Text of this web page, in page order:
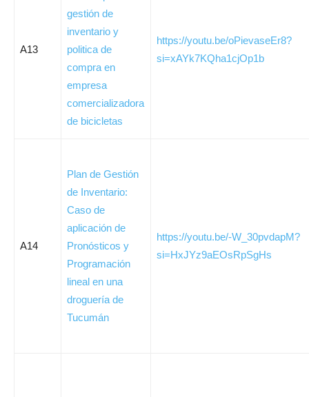
A13
gestión de
inventario y
politica de
compra en
empresa
comercializadora
de bicicletas
https://youtu.be/oPievaseEr8?
si=xAYk7KQha1cjOp1b
A14
Plan de Gestión
de Inventario:
Caso de
aplicación de
Pronósticos y
Programación
lineal en una
droguería de
Tucumán
https://youtu.be/-W_30pvdapM?
si=HxJYz9aEOsRpSgHs